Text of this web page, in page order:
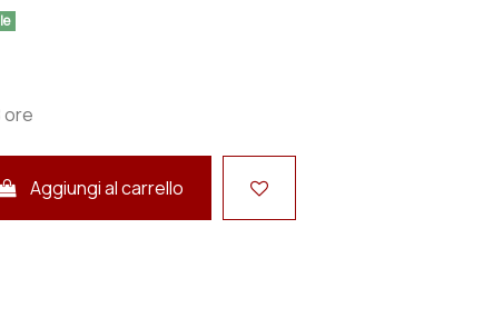
ore
Aggiungi al carrello